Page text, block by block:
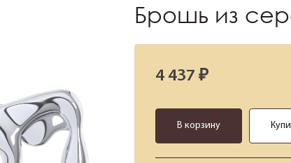
Брошь из
4 437 ₽
В корзину